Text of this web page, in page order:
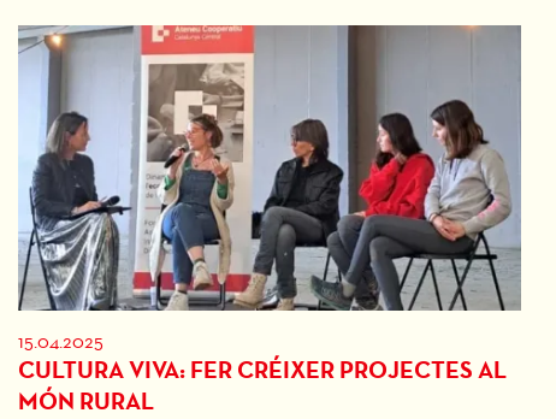
15.04.2025
CULTURA VIVA: FER CRÉIXER PROJECTES AL
MÓN RURAL